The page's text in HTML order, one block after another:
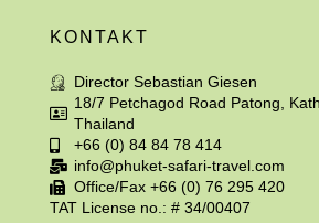
KONTAKT
Director Sebastian Giesen
18/7 Petchagod Road Patong,
Thailand
+66 (0) 84 84 78 414
info@phuket-safari-travel.com
Office/Fax +66 (0) 76 295 420
TAT License no.: # 34/00407